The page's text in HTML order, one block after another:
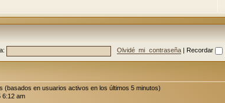
Olvidé mi contraseña Recordar
en usuarios activos en los últimos 5 minutos)
6:12 am